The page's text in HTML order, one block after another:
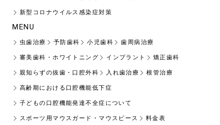
新型コロナウイルス感染症対策
MENU
虫歯治療 予防歯科 小児歯科 歯周病治療
審美歯科・ホワイトニング インプラント 矯正歯科
親知らずの抜歯・口腔外科 入れ歯治療 根管治療
高齢期における口腔機能低下症
子どもの口腔機能発達不全症について
スポーツ用マウスガード・マウスピース 料金表